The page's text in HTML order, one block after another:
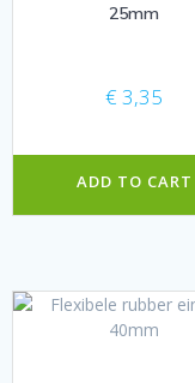
25mm
€ 3,35
ADD TO CART